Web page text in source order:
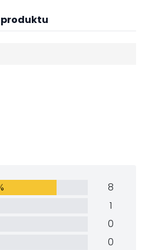
produktu
8
1
0
0